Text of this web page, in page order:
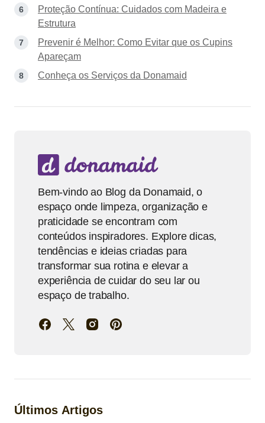
Proteção Contínua: Cuidados com Madeira e
Estrutura
Prevenir é Melhor: Como Evitar que os Cupins
Apareçam
Conheça os Serviços da Donamaid
Bem-vindo ao Blog da Donamaid, o
espaço onde limpeza, organização e
praticidade se encontram com
conteúdos inspiradores. Explore dicas,
tendências e ideias criadas para
transformar sua rotina e elevar a
experiência de cuidar do seu lar ou
espaço de trabalho.
Últimos Artigos